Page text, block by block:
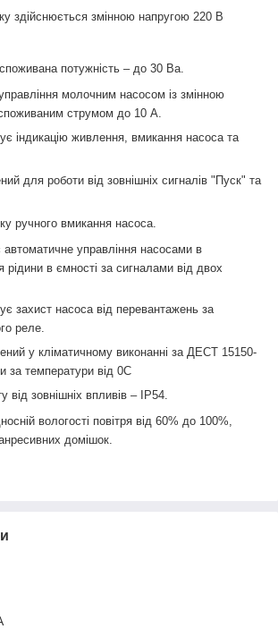
здійснюється змінною напругою 220 В
потужність – до 30 Ва.
молочним насосом із змінною
струмом до 10 А.
індикацію живлення, вмикання насоса та
для роботи від зовнішніх сигналів "Пуск" та
ручного вмикання насоса.
автоматичне управління насосами в
рідини в ємності за сигналами від двох
захист насоса від перевантажень за
реле.
у кліматичному виконанні за ДЕСТ 15150-
за температури від 0C
від зовнішніх впливів – IP54.
вологості повітря від 60% до 100%,
домішок.